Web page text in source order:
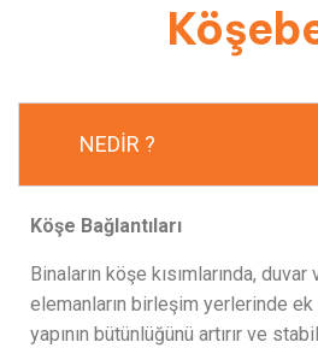
NEDİR ?
Köşe Bağlantıları
Binaların köşe kısımlarında, duvar
elemanların birleşim yerlerinde
yapının bütünlüğünü artırır ve